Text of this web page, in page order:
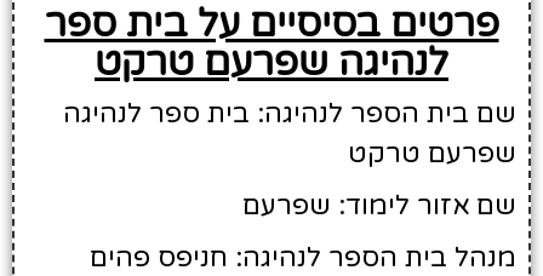
פרטים בסיסיים על בית ספר
לנהיגה שפרעם טרקט
שם בית הספר לנהיגה: בית ספר לנהיגה
שפרעם טרקט
שם אזור לימוד: שפרעם
מנהל בית הספר לנהיגה: חניפס פהים